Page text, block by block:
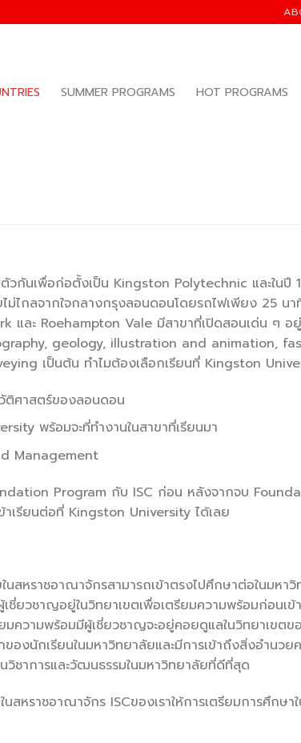
SUMMER PROGRAMS HOT PROGRAMS
นเพื่อก่อตั้งเป็น Kingston Polytechnic และในปี
ไกลจากใจกลางกรุงลอนดอนโดยรถไฟเพียง 25 นา
และ Roehampton Vale มีสาขาที่เปิดสอนเด่น ๆ อ
geology, illustration and animation,
เป็นต้น ทำไมต้องเลือกเรียนที่ Kingston
ติศาสตร์ของลอนดอน
พร้อมจะที่ทำงานในสาขาที่เรียนมา
Management
Program กับ ISC ก่อน หลังจากจบ
เรียนต่อที่ Kingston University ได้เลย
หราชอาณาจักรสามารถเข้าตรงไปศึกษาต่อในมหา
วชาญอยู่ในวิทยาเขตเพื่อเตรียมความพร้อมก่อนเข้า
ความพร้อมมีผู้เชี่ยวชาญจะอยู่คอยดูแลในวิทยาเขตข
องนักเรียนในมหาวิทยาลัยและมีการเข้าถึงสิ่งอำนวย
วิชาการและวัฒนธรรมในมหาวิทยาลัยที่ดีที่สุด
หราชอาณาจักร ISCของเราให้การเตรียมการศึกษาใ